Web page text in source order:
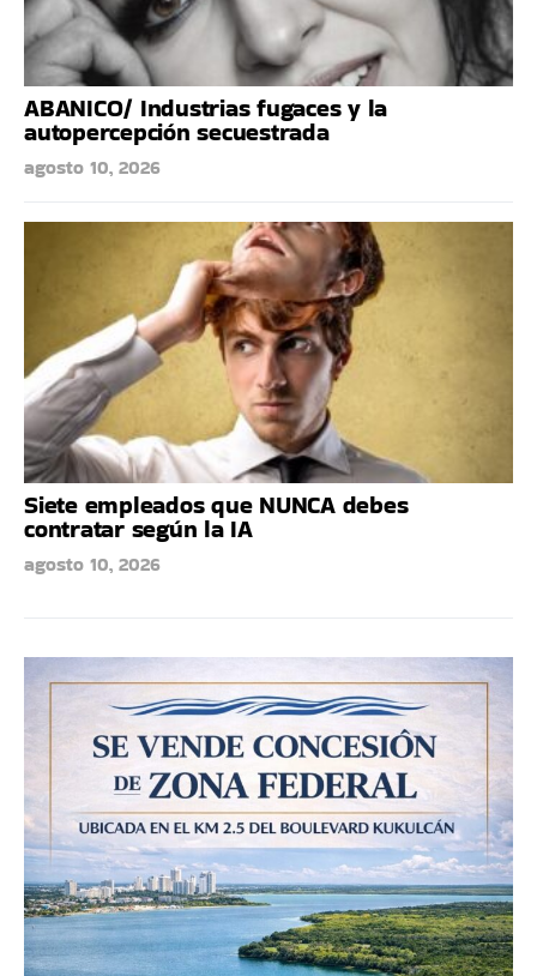
ABANICO/ Industrias fugaces y la
autopercepción secuestrada
agosto 10, 2026
Siete empleados que NUNCA debes
contratar según la IA
agosto 10, 2026